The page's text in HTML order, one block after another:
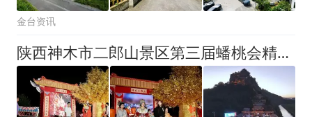
金台资讯
陕西神木市二郎山景区第三届蟠桃会精彩上演 西游国风吸引游客共赴文旅盛宴